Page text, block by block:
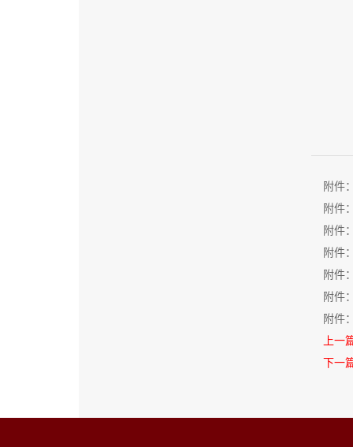
附件
附件
附件
附件
附件
附件
附件
上一
下一